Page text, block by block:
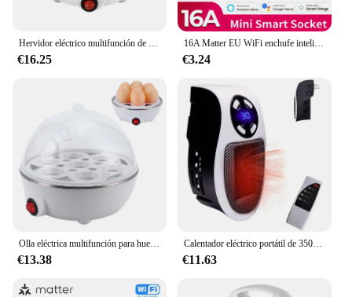
€16.25
16A Matter EU WiFi enchufe inteligente electrodoméstico Mini adaptador de enchufe inteligente Control de aplicación temporizador funciona con HomeKit Siri Alexa Google
€3.24
€13.38
Calentador eléctrico portátil de 350W, práctico calentador de habitación con Control remoto, calentador montado en la pared, calefacción de invierno, electrodoméstico
€11.63